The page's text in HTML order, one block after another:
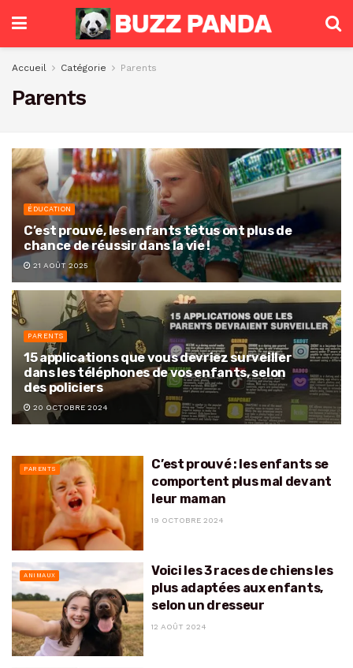
Accueil Catégorie Parents
Parents
ÉDUCATION
C’est prouvé, les enfants têtus ont plus de
chance de réussir dans la vie !
21 AOÛT 2025
PARENTS
15 applications que vous devriez surveiller
dans les téléphones de vos enfants, selon
des policiers
20 OCTOBRE 2024
PARENTS
C’est prouvé : les enfants se
comportent plus mal devant
leur maman
19 OCTOBRE 2024
ANIMAUX
Voici les 3 races de chiens les
plus adaptées aux enfants,
selon un dresseur
12 AOÛT 2024